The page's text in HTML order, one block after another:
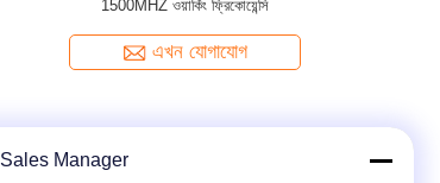
এইচডিএমআই / এসডিআই মিনি COFDM ট্রান্সমিটার
এখন যোগাযোগ
Sales Manager